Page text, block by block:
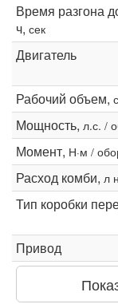
Время разгона
ч, сек
Двигатель
Рабочий объем,
Мощность, л.с. /
Момент, Н·м /
Расход комби, л
Тип коробки
Привод